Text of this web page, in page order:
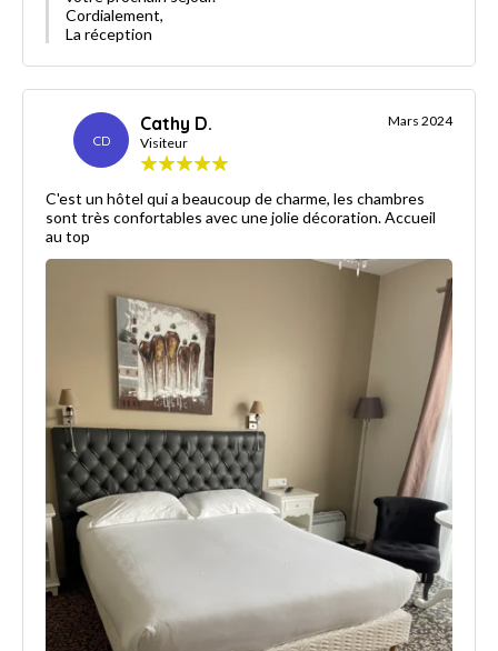
Cordialement,
La réception
CD
Cathy D.
Visiteur
Mars 2024
C'est un hôtel qui a beaucoup de charme, les chambres
sont très confortables avec une jolie décoration. Accueil
au top